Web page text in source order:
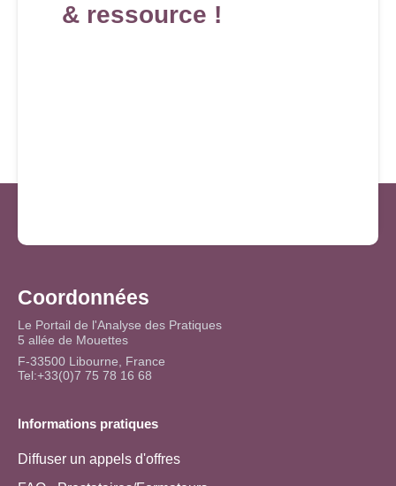
& ressource !
Coordonnées
Le Portail de l'Analyse des Pratiques
5 allée de Mouettes
F-33500 Libourne, France
Tel:+33(0)7 75 78 16 68
Informations pratiques
Diffuser un appels d'offres